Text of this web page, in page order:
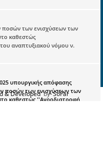
ποσών των ενισχύσεων των
καθεστώς
αναπτυξιακού νόμου ν.
υπουργικής απόφασης
ποσών των ενισχύσεων των
καθεστώς ''Αγροδιατροφή
& DevelopedbySoFar